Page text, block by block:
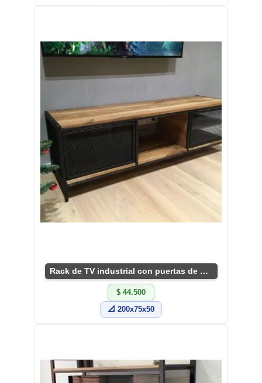
Rack de TV industrial con puertas de malla
$ 44.500
📐 200x75x50